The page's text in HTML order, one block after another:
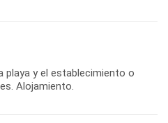
playa y el establecimiento o
Alojamiento.